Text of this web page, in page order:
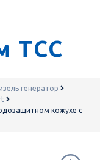
ТСС
генератор
кожухе с